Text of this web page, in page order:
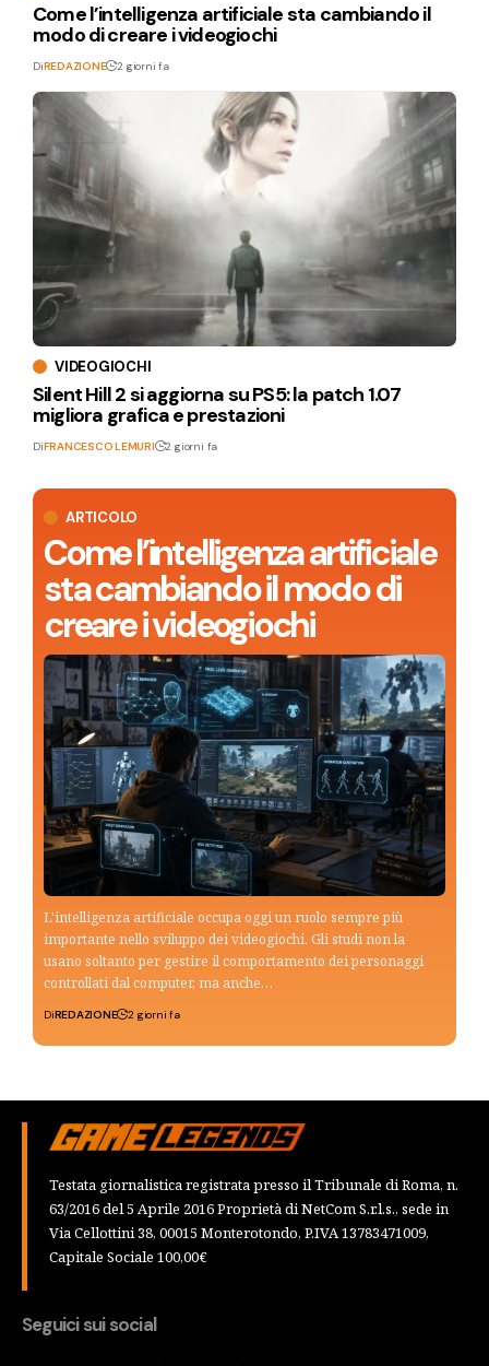
ARTICOLO
Come l’intelligenza artificiale
sta cambiando il modo di
creare i videogiochi
L'intelligenza artificiale occupa oggi un ruolo sempre più
importante nello sviluppo dei videogiochi. Gli studi non la
usano soltanto per gestire il comportamento dei personaggi
controllati dal computer, ma anche…
DiREDAZIONE 2 giorni fa
Come l’intelligenza artificiale sta cambiando il
modo di creare i videogiochi
DiREDAZIONE 2 giorni fa
VIDEOGIOCHI
Silent Hill 2 si aggiorna su PS5: la patch 1.07
migliora grafica e prestazioni
DiFRANCESCO LEMURI 2 giorni fa
Testata giornalistica registrata presso il Tribunale di Roma, n.
63/2016 del 5 Aprile 2016 Proprietà di NetCom S.r.l.s., sede in
Via Cellottini 38, 00015 Monterotondo, P.IVA 13783471009,
Capitale Sociale 100,00€
Seguici sui social